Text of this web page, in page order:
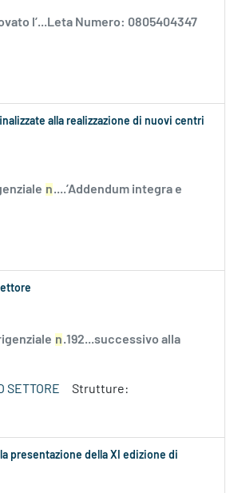
l’...Leta Numero: 0805404347
alla realizzazione di nuovi centri
n....’Addendum integra e
n.192...successivo alla
SETTORE
Strutture:
presentazione della XI edizione di